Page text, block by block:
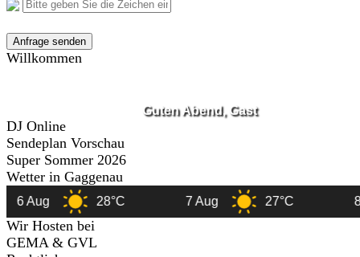
Willkommen
Guten Abend, Gast
DJ Online
Sendeplan Vorschau
Super Sommer 2026
Wetter in Gaggenau
6 Aug 28°C 7 Aug 27°C
Wir Hosten bei
GEMA & GVL